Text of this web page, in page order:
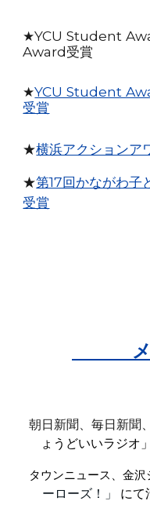
★YCU Student
Award受賞
★YCU Student
受賞
★横浜アクションア
★第17回かながわ
受賞
朝日新聞、毎日新聞
ょうどいいラジオ」
タウンニュース、金沢
ーローズ！」
にて